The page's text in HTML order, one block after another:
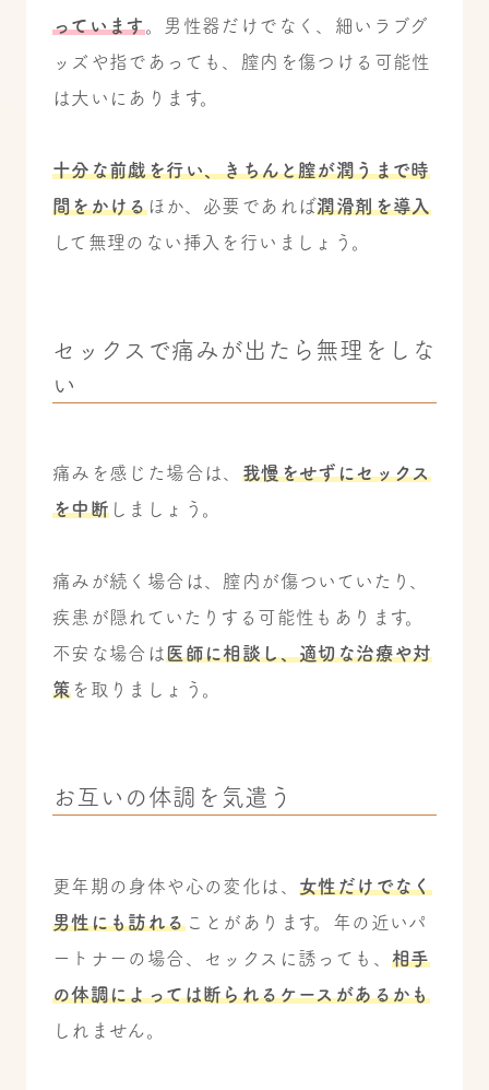
っています。男性器だけでなく、細いラブグ
ッズや指であっても、膣内を傷つける可能性
は大いにあります。
十分な前戯を行い、きちんと膣が潤うまで時
間をかけるほか、必要であれば潤滑剤を導入
して無理のない挿入を行いましょう。
セックスで痛みが出たら無理をしな
い
痛みを感じた場合は、 我慢をせずにセックス
を中断しましょう。
痛みが続く場合は、膣内が傷ついていたり、
疾患が隠れていたりする可能性もあります。
不安な場合は医師に相談し、適切な治療や対
策 を取りましょう。
お互いの体調を気遣う
更年期の身体や心の変化は、 女性だけでなく
男性にも訪れることがあります。年の近いパ
ートナーの場合、セックスに誘っても、 相手
の体調によっては断られるケースがあるかも
しれません。